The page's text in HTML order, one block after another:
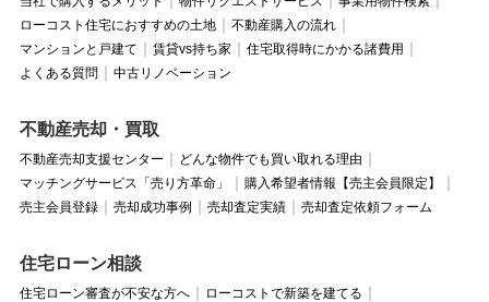
ローコスト住宅におすすめの土地
不動産購入の流れ
マンションと戸建て
賃貸vs持ち家
住宅取得時にかかる諸費用
よくある質問
中古リノベーション
不動産売却・買取
不動産売却支援センター
どんな物件でも買い取れる理由
マッチングサービス「売り方革命」
購入希望者情報【売主会員限定】
売主会員登録
売却成功事例 売却査定実績 売却査定依頼フォーム
住宅ローン相談
住宅ローン審査が不安な方へ
ローコストで新築を建てる